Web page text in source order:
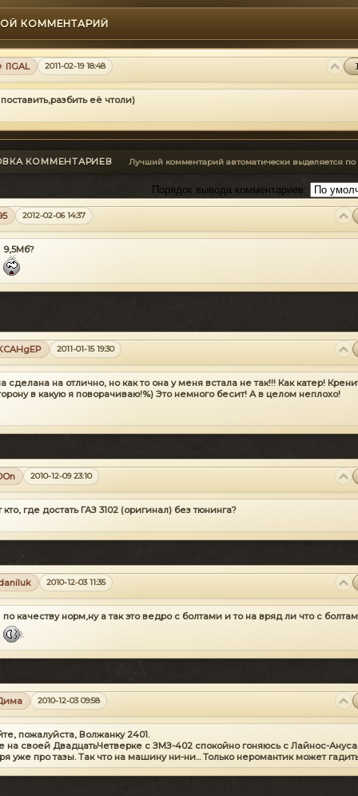
КОММЕНТАРИЙ
l1GAL 2011-02-19 18:48
её чтоли)
КОММЕНТАРИЕВ Лучший комментарий автоматически выделяется по
Порядок вывода комментариев:
2012-02-06 14:37
9,5Мб?
2011-01-15 19:30
сделана на отлично, но как то она у меня встала не так!!! Как катер!
в какую я поворачиваю!%) Это немного бесит! А в целом неплохо!
2010-12-09 23:10
кто, где достать ГАЗ 3102 (оригинал) без тюнинга?
2010-12-03 11:35
по качеству норм,ну а так это ведро с болтами и то на вряд ли что с
2010-12-03 09:58
пожалуйста, Волжанку 2401.
на своей ДвадцатьЧетверке с ЗМЗ-402 спокойно гоняюсь с Лайнос-
уже про тазы.Так что на машину ни-ни... Только неромантик может